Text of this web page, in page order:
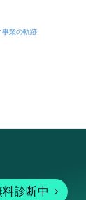
事業の軌跡
料診断中